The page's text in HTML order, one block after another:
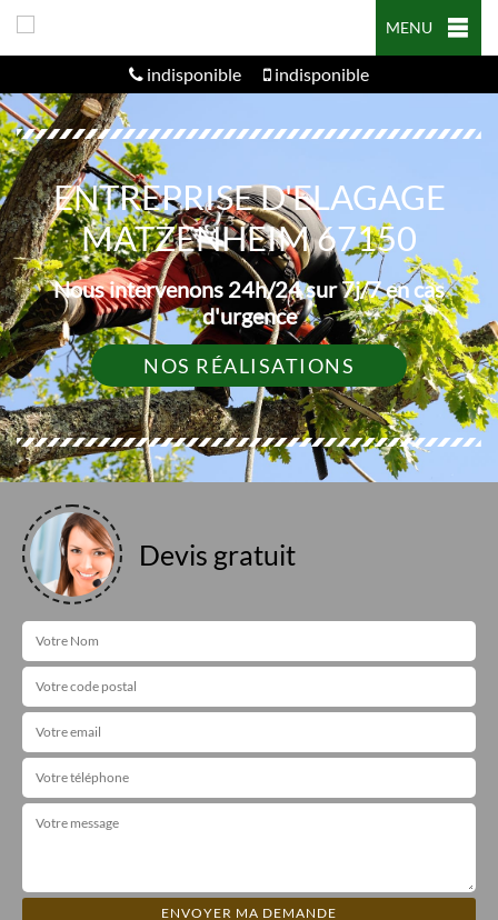
MENU
indisponible indisponible
ENTREPRISE D'ELAGAGE
MATZENHEIM 67150
Nous intervenons 24h/24 sur 7j/7 en cas
d'urgence
NOS RÉALISATIONS
Devis gratuit